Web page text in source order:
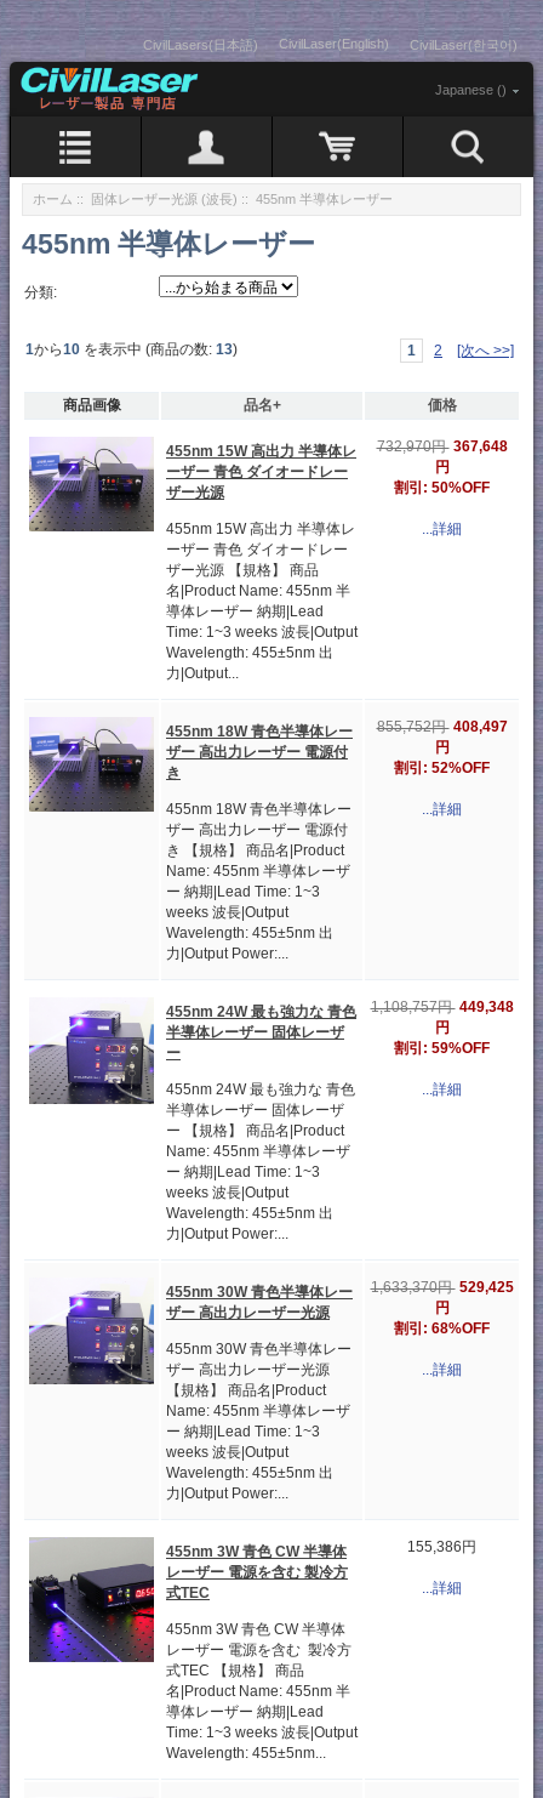
CivilLasers(日本語) CivilLaser(English) CivilLaser(한국어)
Japanese ()
ホーム :: 固体レーザー光源 (波長) :: 455nm 半導体レーザー
455nm 半導体レーザー
分類:
1から10 を表示中 (商品の数: 13) 1 2 [次へ >>]
商品画像 品名+ 価格
455nm 15W 高出力 半導体レ
ーザー 青色 ダイオードレー
ザー光源
455nm 15W 高出力 半導体レ
ーザー 青色 ダイオードレー
ザー光源 【規格】 商品
名|Product Name: 455nm 半
導体レーザー 納期|Lead
Time: 1~3 weeks 波長|Output
Wavelength: 455±5nm 出
力|Output...
732,970円 367,648
円
割引: 50%OFF
...詳細
455nm 18W 青色半導体レー
ザー 高出力レーザー 電源付
き
455nm 18W 青色半導体レー
ザー 高出力レーザー 電源付
き 【規格】 商品名|Product
Name: 455nm 半導体レーザ
ー 納期|Lead Time: 1~3
weeks 波長|Output
Wavelength: 455±5nm 出
力|Output Power:...
855,752円 408,497
円
割引: 52%OFF
...詳細
455nm 24W 最も強力な 青色
半導体レーザー 固体レーザ
ー
455nm 24W 最も強力な 青色
半導体レーザー 固体レーザ
ー 【規格】 商品名|Product
Name: 455nm 半導体レーザ
ー 納期|Lead Time: 1~3
weeks 波長|Output
Wavelength: 455±5nm 出
力|Output Power:...
1,108,757円 449,348
円
割引: 59%OFF
...詳細
455nm 30W 青色半導体レー
ザー 高出力レーザー光源
455nm 30W 青色半導体レー
ザー 高出力レーザー光源
【規格】 商品名|Product
Name: 455nm 半導体レーザ
ー 納期|Lead Time: 1~3
weeks 波長|Output
Wavelength: 455±5nm 出
力|Output Power:...
1,633,370円 529,425
円
割引: 68%OFF
...詳細
455nm 3W 青色 CW 半導体
レーザー 電源を含む 製冷方
式TEC
455nm 3W 青色 CW 半導体
レーザー 電源を含む 製冷方
式TEC 【規格】 商品
名|Product Name: 455nm 半
導体レーザー 納期|Lead
Time: 1~3 weeks 波長|Output
Wavelength: 455±5nm...
155,386円
...詳細